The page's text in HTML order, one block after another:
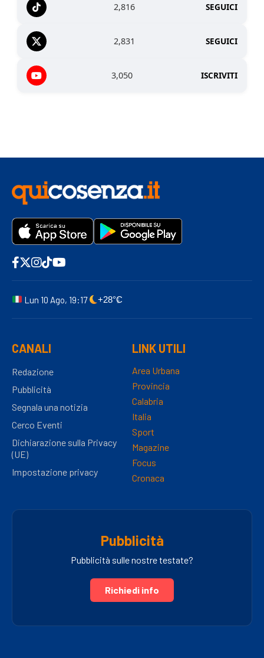
2,816 SEGUICI
2,831 SEGUICI
3,050 ISCRIVITI
Lun 10 Ago, 19:17 +28°C
CANALI
Redazione
Pubblicità
Segnala una notizia
Cerco Eventi
Dichiarazione sulla Privacy
(UE)
Impostazione privacy
LINK UTILI
Area Urbana
Provincia
Calabria
Italia
Sport
Magazine
Focus
Cronaca
Pubblicità
Pubblicità sulle nostre testate?
Richiedi info